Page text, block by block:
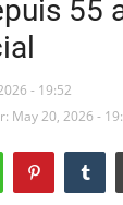
55
- 19:52
May 20, 2026 -